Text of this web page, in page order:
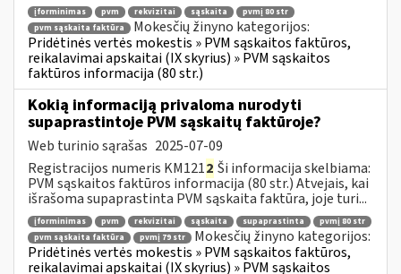
įforminimas pvm rekvizitai sąskaita
pvmį 80 str
pvm sąskaita faktūra
Mokesčių žinyno kategorijos:
Pridėtinės vertės mokestis » PVM sąskaitos faktūros,
reikalavimai apskaitai (IX skyrius) » PVM sąskaitos
faktūros informacija (80 str.)
Kokią informaciją privaloma nurodyti
supaprastintoje PVM sąskaitų faktūroje?
Web turinio sąrašas 2025-07-09
Registracijos numeris KM1212 Ši informacija skelbiama:
PVM sąskaitos faktūros informacija (80 str.) Atvejais, kai
išrašoma supaprastinta PVM sąskaita faktūra, joje turi...
įforminimas pvm rekvizitai sąskaita supaprastinta
pvmį 80 str
pvm sąskaita faktūra
pvmį 79 str
Mokesčių žinyno kategorijos:
Pridėtinės vertės mokestis » PVM sąskaitos faktūros,
reikalavimai apskaitai (IX skyrius) » PVM sąskaitos